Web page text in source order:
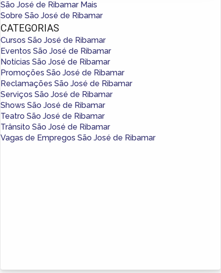
São José de Ribamar Mais
Sobre São José de Ribamar
CATEGORIAS
Cursos São José de Ribamar
Eventos São José de Ribamar
Notícias São José de Ribamar
Promoções São José de Ribamar
Reclamações São José de Ribamar
Serviços São José de Ribamar
Shows São José de Ribamar
Teatro São José de Ribamar
Trânsito São José de Ribamar
Vagas de Empregos São José de Ribamar